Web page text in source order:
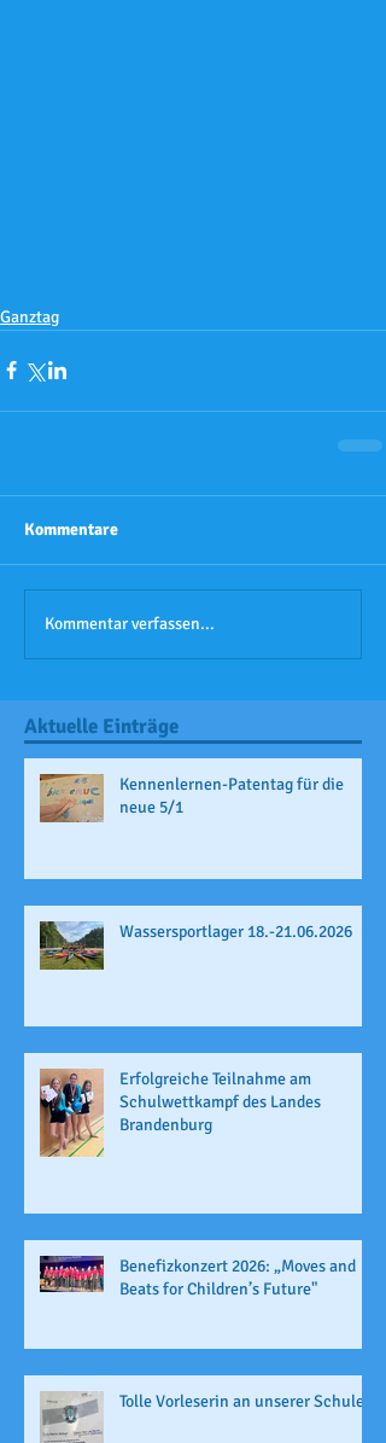
Ganztag
Kommentare
Kommentar verfassen...
Aktuelle Einträge
Kennenlernen-Patentag für die
neue 5/1
Wassersportlager 18.-21.06.2026
Erfolgreiche Teilnahme am
Schulwettkampf des Landes
Brandenburg
Benefizkonzert 2026: „Moves and
Beats for Children’s Future"
Tolle Vorleserin an unserer Schule